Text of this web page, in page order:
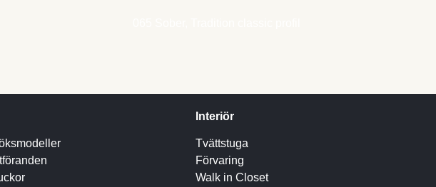
Interiör
Tvättstuga
Förvaring
Walk in Closet